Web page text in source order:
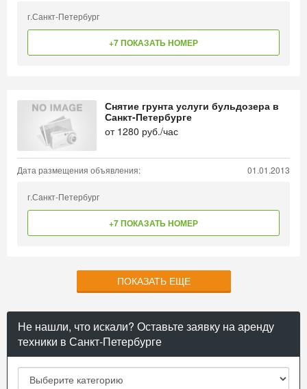
г.Санкт-Петербург
+7 ПОКАЗАТЬ НОМЕР
Снятие грунта услуги бульдозера в
Санкт-Петербурге
от 1280 руб./час
Дата размещения объявления: 01.01.2013
г.Санкт-Петербург
+7 ПОКАЗАТЬ НОМЕР
ПОКАЗАТЬ ЕЩЕ
Не нашли, что искали? Оставьте заявку на аренду
техники в Санкт-Петербурге